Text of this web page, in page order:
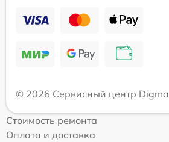
© 2026 Сервисный центр Digma
Стоимость ремонта
Оплата и доставка